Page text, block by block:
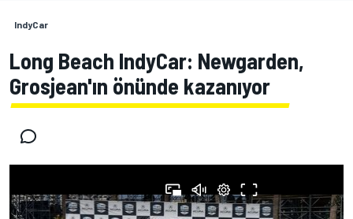
IndyCar
Long Beach IndyCar: Newgarden,
Grosjean'ın önünde kazanıyor